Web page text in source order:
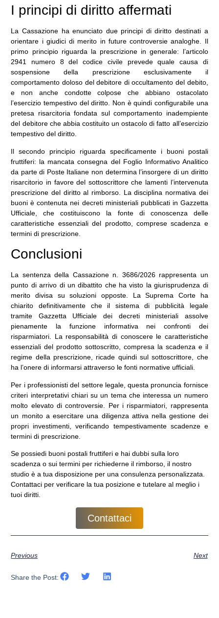
I principi di diritto affermati
La Cassazione ha enunciato due principi di diritto destinati a
orientare i giudici di merito in future controversie analoghe. Il
primo principio riguarda la prescrizione in generale: l’articolo
2941 numero 8 del codice civile prevede quale causa di
sospensione della prescrizione esclusivamente il
comportamento doloso del debitore di occultamento del debito,
e non anche condotte colpose che abbiano ostacolato
l’esercizio tempestivo del diritto. Non è quindi configurabile una
pretesa risarcitoria fondata sul comportamento inadempiente
del debitore che abbia costituito un ostacolo di fatto all’esercizio
tempestivo del diritto.
Il secondo principio riguarda specificamente i buoni postali
fruttiferi: la mancata consegna del Foglio Informativo Analitico
da parte di Poste Italiane non determina l’insorgere di un diritto
risarcitorio in favore del sottoscrittore che lamenti l’intervenuta
prescrizione del diritto al rimborso. La disciplina normativa dei
buoni è contenuta nei decreti ministeriali pubblicati in Gazzetta
Ufficiale, che costituiscono la fonte di conoscenza delle
caratteristiche essenziali del prodotto, comprese scadenza e
termini di prescrizione.
Conclusioni
La sentenza della Cassazione n. 3686/2026 rappresenta un
punto di arrivo di un dibattito che ha visto la giurisprudenza di
merito divisa su soluzioni opposte. La Suprema Corte ha
chiarito definitivamente che il sistema di pubblicità legale
tramite Gazzetta Ufficiale dei decreti ministeriali assolve
pienamente la funzione informativa nei confronti dei
risparmiatori. La responsabilità di conoscere le caratteristiche
essenziali del prodotto sottoscritto, compresa la scadenza e il
regime della prescrizione, ricade quindi sul sottoscrittore, che
ha l’onere di informarsi attraverso le fonti normative ufficiali.
Per i professionisti del settore legale, questa pronuncia fornisce
criteri interpretativi chiari su un tema che interessa un numero
molto elevato di controversie. Per i risparmiatori, rappresenta
un monito a esercitare una diligenza attiva nella gestione dei
propri investimenti, verificando tempestivamente scadenze e
termini di prescrizione.
Se possiedi buoni postali fruttiferi e hai dubbi sulla loro
scadenza o sui termini per richiederne il rimborso, il nostro
studio è a tua disposizione per una consulenza personalizzata.
Contattaci per verificare la tua posizione e tutelare al meglio i
tuoi diritti.
Contattaci
Previous Next
Share the Post: